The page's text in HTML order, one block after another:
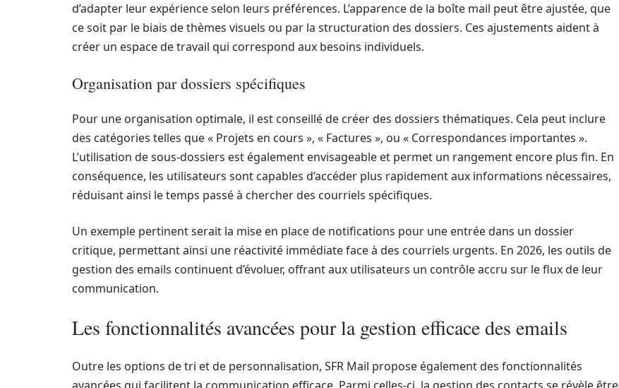
d’adapter leur expérience selon leurs préférences. L’apparence de la boîte mail peut être ajustée, que
ce soit par le biais de thèmes visuels ou par la structuration des dossiers. Ces ajustements aident à
créer un espace de travail qui correspond aux besoins individuels.
Organisation par dossiers spécifiques
Pour une organisation optimale, il est conseillé de créer des dossiers thématiques. Cela peut inclure
des catégories telles que « Projets en cours », « Factures », ou « Correspondances importantes ».
L’utilisation de sous-dossiers est également envisageable et permet un rangement encore plus fin. En
conséquence, les utilisateurs sont capables d’accéder plus rapidement aux informations nécessaires,
réduisant ainsi le temps passé à chercher des courriels spécifiques.
Un exemple pertinent serait la mise en place de notifications pour une entrée dans un dossier
critique, permettant ainsi une réactivité immédiate face à des courriels urgents. En 2026, les outils de
gestion des emails continuent d’évoluer, offrant aux utilisateurs un contrôle accru sur le flux de leur
communication.
Les fonctionnalités avancées pour la gestion efficace des emails
Outre les options de tri et de personnalisation, SFR Mail propose également des fonctionnalités